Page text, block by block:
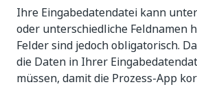
Ihre Eingabedatendatei kann
oder unterschiedliche Feldnamen
Felder sind jedoch obligatorisch.
die Daten in Ihrer
müssen, damit die Prozess-App